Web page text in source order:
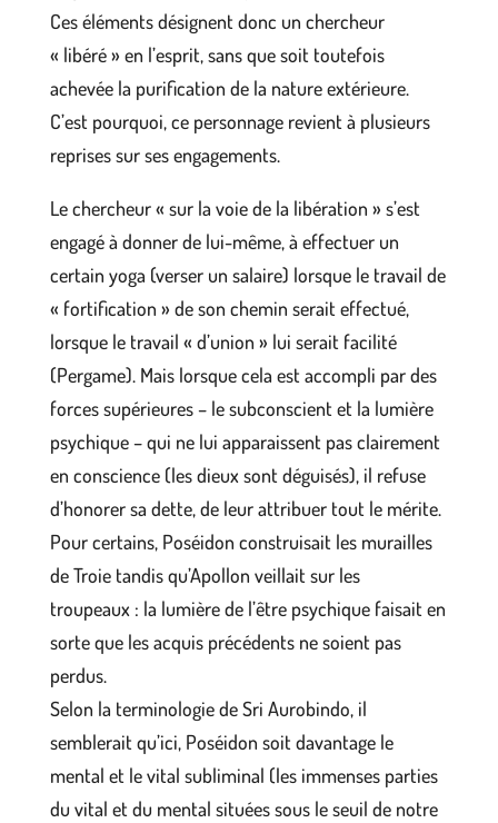
Ces éléments désignent donc un chercheur
« libéré » en l’esprit, sans que soit toutefois
achevée la purification de la nature extérieure.
C’est pourquoi, ce personnage revient à plusieurs
reprises sur ses engagements.
Le chercheur « sur la voie de la libération » s’est
engagé à donner de lui-même, à effectuer un
certain yoga (verser un salaire) lorsque le travail de
« fortification » de son chemin serait effectué,
lorsque le travail « d’union » lui serait facilité
(Pergame). Mais lorsque cela est accompli par des
forces supérieures – le subconscient et la lumière
psychique – qui ne lui apparaissent pas clairement
en conscience (les dieux sont déguisés), il refuse
d’honorer sa dette, de leur attribuer tout le mérite.
Pour certains, Poséidon construisait les murailles
de Troie tandis qu’Apollon veillait sur les
troupeaux : la lumière de l’être psychique faisait en
sorte que les acquis précédents ne soient pas
perdus.
Selon la terminologie de Sri Aurobindo, il
semblerait qu’ici, Poséidon soit davantage le
mental et le vital subliminal (les immenses parties
du vital et du mental situées sous le seuil de notre